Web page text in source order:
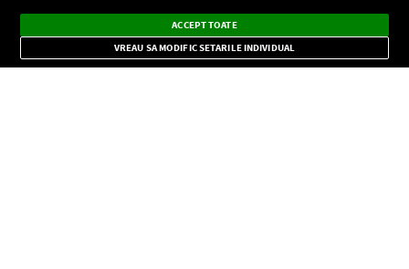
CONFIDENŢIALITATE
Dark
Mode
Radio live, podcasturi, știri și alerte
importante.
×
ACCEPT TOATE
VREAU SA MODIFIC SETARILE INDIVIDUAL